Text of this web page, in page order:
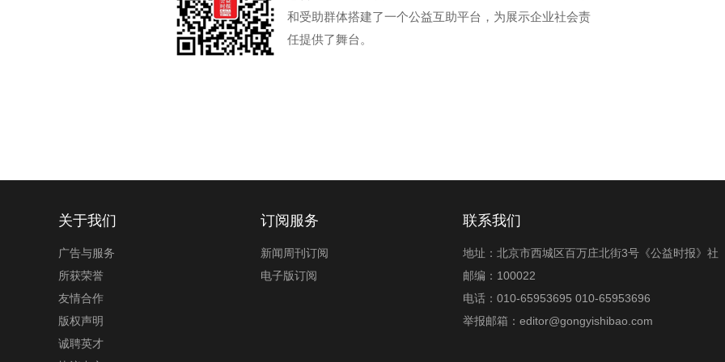
和受助群体搭建了一个公益互助平台，为展示企业社会责
任提供了舞台。
关于我们
广告与服务
所获荣誉
友情合作
版权声明
诚聘英才
订阅服务
新闻周刊订阅
电子版订阅
联系我们
地址：北京市西城区百万庄北街3号《公益时报》社
邮编：100022
电话：010-65953695 010-65953696
举报邮箱：editor@gongyishibao.com